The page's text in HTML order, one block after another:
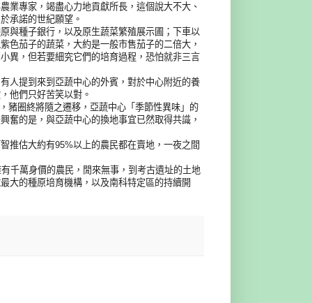
業專家，竭盡心力地貢獻所長，這個說大不大、
承諾的世紀願望。
與種子銀行，以及原生蔬菜繁殖展示圃；下車以
色茄子的蔬菜，大約是一般市售茄子的二倍大，
異，但若要細究它們的培育過程，恐怕就非三言
人提到來到亞蔬中心的外賓，對於中心附近的養
他們只好苦笑以對。
豬圈終將隨之遷移，亞蔬中心「季節性異味」的
奮的是，與亞蔬中心的換地事宜已然取得共識，
推估大約有95%以上的農民都在賣地，一夜之間
千萬身價的農民，閒來無事，到考古遺址的土地
大的種原培育機構，以及南科特定區的持續開